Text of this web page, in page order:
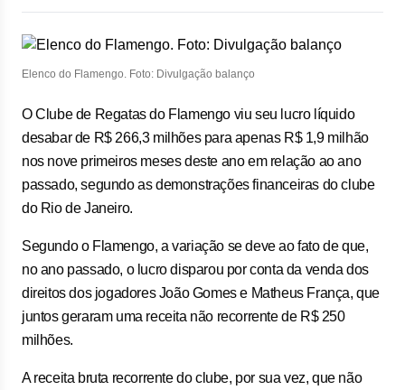
Elenco do Flamengo. Foto: Divulgação balanço
O Clube de Regatas do Flamengo viu seu lucro líquido
desabar de R$ 266,3 milhões para apenas R$ 1,9 milhão
nos nove primeiros meses deste ano em relação ao ano
passado, segundo as demonstrações financeiras do clube
do Rio de Janeiro.
Segundo o Flamengo, a variação se deve ao fato de que,
no ano passado, o lucro disparou por conta da venda dos
direitos dos jogadores João Gomes e Matheus França, que
juntos geraram uma receita não recorrente de R$ 250
milhões.
A receita bruta recorrente do clube, por sua vez, que não